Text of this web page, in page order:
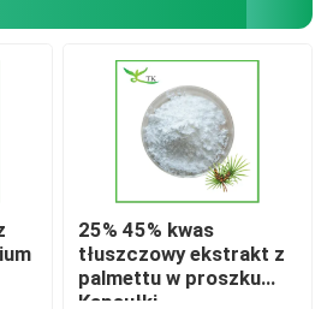
25% 45% kwas
tłuszczowy ekstrakt z
palmettu w proszku
Kapsułki